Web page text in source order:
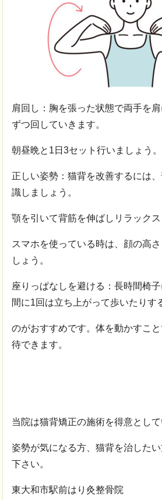
肩回し：胸を張った状態で両手を
ずつ回していきます。
朝昼晩と1日3セット行いましょう。
正しい姿勢：猫背を改善するには
識しましょう。
顎を引いて背筋を伸ばしリラックス
スマホを使っている時は、顔の高
しょう。
座りっぱなしを避ける：長時間椅
間に1回は立ち上がって歩いたりす
のがおすすめです。体を動かすこ
待できます。
当院は猫背矯正の施術を得意として
姿勢が気になる方、猫背を治した
下さい。
東大和市駅前はり灸整骨院